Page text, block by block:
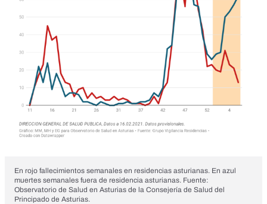
En rojo fallecimientos semanales en residencias asturianas. En azul
muertes semanales fuera de residencia asturianas. Fuente:
Observatorio de Salud en Asturias de la Consejería de Salud del
Principado de Asturias.